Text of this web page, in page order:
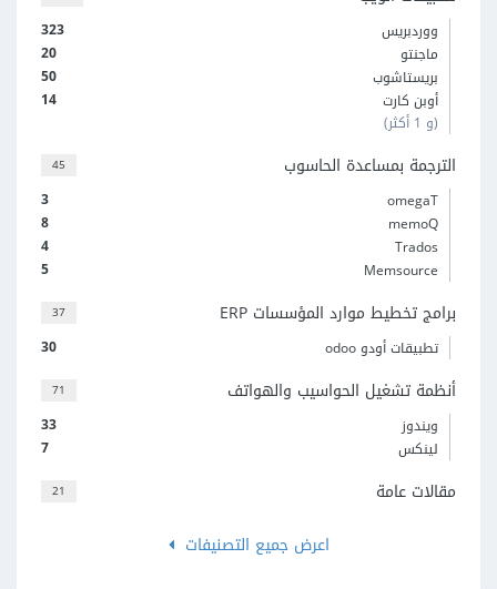
323
ووردبريس
20
ماجنتو
50
بريستاشوب
14
أوبن كارت
(و 1 أكثر)
45 الترجمة بمساعدة الحاسوب
3
omegaT
8
memoQ
4
Trados
5
Memsource
37 برامج تخطيط موارد المؤسسات ERP
30 تطبيقات أودو odoo
71 أنظمة تشغيل الحواسيب والهواتف
33
ويندوز
7
لينكس
21
مقالات عامة
اعرض جميع التصنيفات